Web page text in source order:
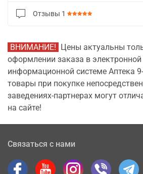
Отзывы 1
ВНИМАНИЕ! Цены актуальны
оформлении заказа в
информационной системе Аптека
товары при покупке
заведениях-партнерах могут
на сайте!
Связаться с нами